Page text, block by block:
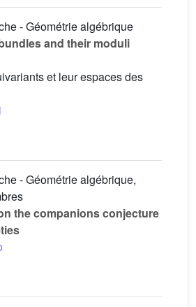
- Géométrie algébrique
and their moduli
et leur espaces des
- Géométrie algébrique,
the companions conjecture